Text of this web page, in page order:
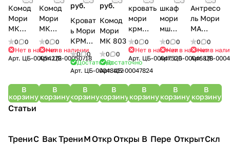
Комод
Мори
МК
1200.6
0
0
Нет в наличии
Арт. ЦБ-00054272
В
корзину
Комод
Мори
МК
1200.3
0
0
Нет в наличии
Арт.ЦБ-00050718
В
корзину
руб.
Кроват
ь Мори
КРМ
1200.1
0
0
Достаточно
Арт. ЦБ-00048412
В
корзину
руб.
Комод
Мори
МК 803
0
0
Достаточно
Арт.ЦБ-00047824
В
корзину
кровать
мори
крм
1600.1
0
0
Нет в наличии
Арт. ЦБ-00047520
В
корзину
шкаф
мори
мш
1600.1
0
0
Нет в наличии
Арт.ЦБ-00046878
В
корзину
Антресо
ль Мори
МА
900.1
0
0
Нет в
Арт.ЦБ-
В
корзину
Статьи
ТрениС ВакТрениМОткрОткры В Пере ОткрытСкл